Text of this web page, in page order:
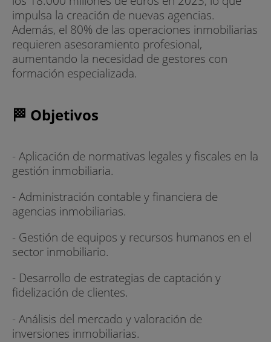
impulsa la creación de nuevas agencias.
Además, el 80% de las operaciones inmobiliarias
requieren asesoramiento profesional,
aumentando la necesidad de gestores con
formación especializada.
🏁 Objetivos
- Aplicación de normativas legales y fiscales en la
gestión inmobiliaria.
- Administración contable y financiera de
agencias inmobiliarias.
- Gestión de equipos y recursos humanos en el
sector inmobiliario.
- Desarrollo de estrategias de captación y
fidelización de clientes.
- Análisis del mercado y valoración de
inversiones inmobiliarias.